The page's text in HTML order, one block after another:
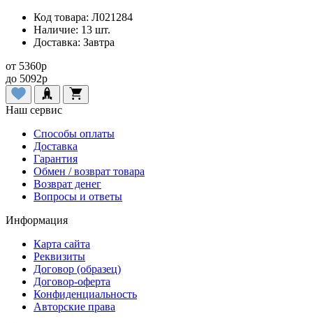
Код товара: Л021284
Наличие: 13 шт.
Доставка: Завтра
от 5360p
до 5092p
Наш сервис
Способы оплаты
Доставка
Гарантия
Обмен / возврат товара
Возврат денег
Вопросы и ответы
Информация
Карта сайта
Реквизиты
Договор (образец)
Договор-оферта
Конфиденциальность
Авторские права